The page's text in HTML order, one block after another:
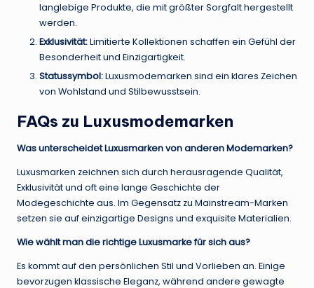
langlebige Produkte, die mit größter Sorgfalt hergestellt
werden.
Exklusivität:Limitierte Kollektionen schaffen ein Gefühl der
Besonderheit und Einzigartigkeit.
Statussymbol:Luxusmodemarken sind ein klares Zeichen
von Wohlstand und Stilbewusstsein.
FAQs zu Luxusmodemarken
Was unterscheidet Luxusmarken von anderen Modemarken?
Luxusmarken zeichnen sich durch herausragende Qualität,
Exklusivität und oft eine lange Geschichte der
Modegeschichte aus. Im Gegensatz zu Mainstream-Marken
setzen sie auf einzigartige Designs und exquisite Materialien.
Wie wählt man die richtige Luxusmarke für sich aus?
Es kommt auf den persönlichen Stil und Vorlieben an. Einige
bevorzugen klassische Eleganz, während andere gewagte